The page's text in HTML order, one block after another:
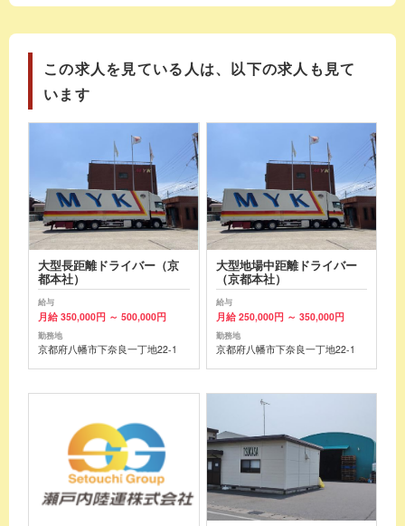
この求人を見ている人は、以下の求人も見て
います
大型長距離ドライバー（京
都本社）
給与
月給 350,000円 ～ 500,000円
勤務地
京都府八幡市下奈良一丁地22-1
大型地場中距離ドライバー
（京都本社）
給与
月給 250,000円 ～ 350,000円
勤務地
京都府八幡市下奈良一丁地22-1